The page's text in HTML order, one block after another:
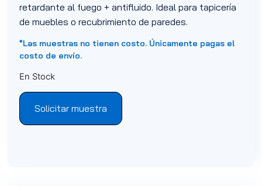
retardante al fuego + antifluido. Ideal para tapicería
de muebles o recubrimiento de paredes.
*Las muestras no tienen costo. Únicamente pagas el
costo de envío.
En Stock
Solicitar muestra